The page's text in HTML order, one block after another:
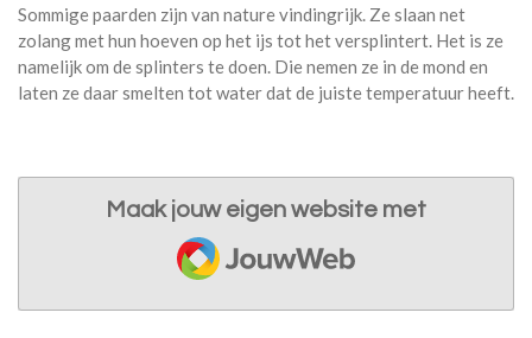
Sommige paarden zijn van nature vindingrijk. Ze slaan net
zolang met hun hoeven op het ijs tot het versplintert. Het is ze
namelijk om de splinters te doen. Die nemen ze in de mond en
laten ze daar smelten tot water dat de juiste temperatuur heeft.
Maak jouw eigen website met
JouwWeb